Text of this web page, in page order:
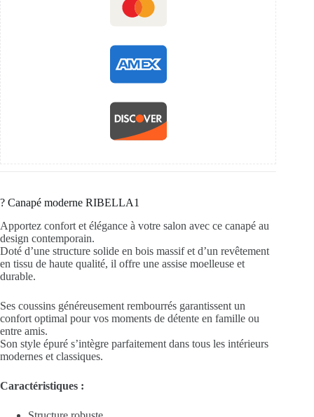
?️ Canapé moderne RIBELLA1
Apportez confort et élégance à votre salon avec ce canapé au
design contemporain.
Doté d’une structure solide en bois massif et d’un revêtement
en tissu de haute qualité, il offre une assise moelleuse et
durable.
Ses coussins généreusement rembourrés garantissent un
confort optimal pour vos moments de détente en famille ou
entre amis.
Son style épuré s’intègre parfaitement dans tous les intérieurs
modernes et classiques.
Caractéristiques :